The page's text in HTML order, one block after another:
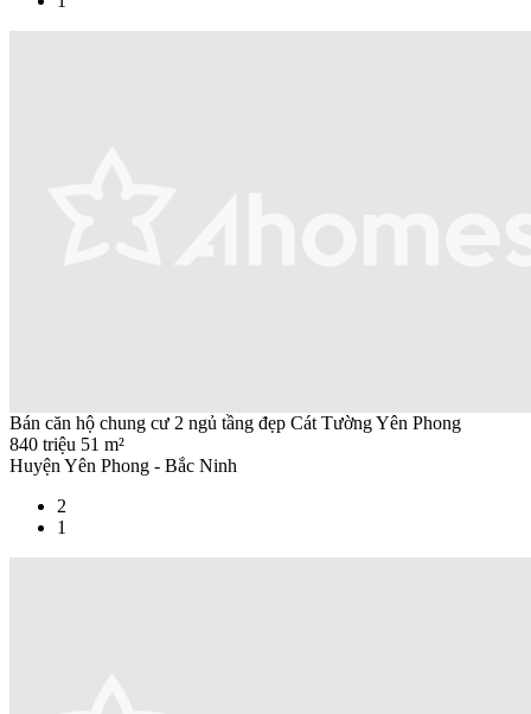
Bán căn hộ chung cư 2 ngủ tầng đẹp Cát Tường Yên Phong
840 triệu 51 m²
Huyện Yên Phong - Bắc Ninh
2
1